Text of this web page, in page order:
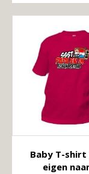
Baby T-
eigen